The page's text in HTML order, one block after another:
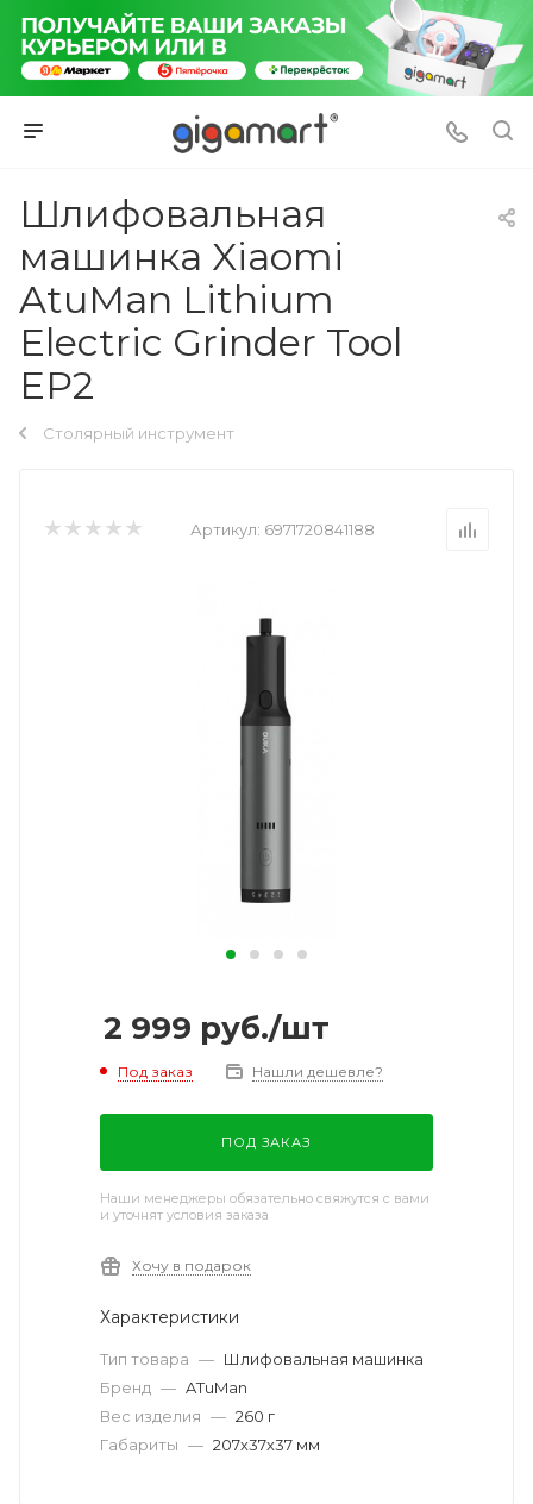
Шлифовальная
машинка Xiaomi
AtuMan Lithium
Electric Grinder Tool
EP2
Столярный инструмент
Артикул: 6971720841188
2 999 руб./шт
Под заказ Нашли дешевле?
ПОД ЗАКАЗ
Наши менеджеры обязательно свяжутся с вами
и уточнят условия заказа
Хочу в подарок
Характеристики
Тип товара — Шлифовальная машинка
Бренд — ATuMan
Вес изделия — 260 г
Габариты — 207х37х37 мм